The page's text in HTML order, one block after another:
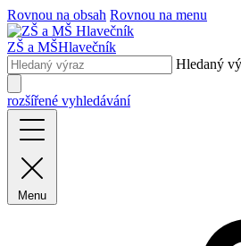
Rovnou na obsah Rovnou na menu
ZŠ a MŠHlavečník
Hledaný
rozšířené vyhledávání
Menu